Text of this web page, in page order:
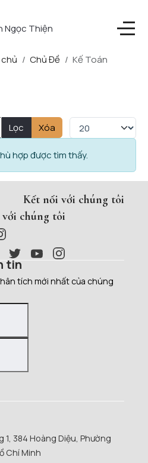
Chủ Đề Kế Toán
Lọc Xóa
hợp được tìm thấy.
Kết nối với chúng tôi
chúng tôi
tin
tích mới nhất của chúng
1, 384 Hoàng Diệu, Phường
Chí Minh